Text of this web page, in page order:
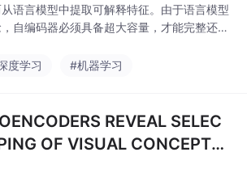
语言模型中提取可解释特征。由于语言模型
自编码器必须具备超大容量，才能完整还原
：一是需要在重构损失与稀疏性两个优化目
度学习 #机器学习
REVEAL SELEC
OF VISUAL CONCEPTS